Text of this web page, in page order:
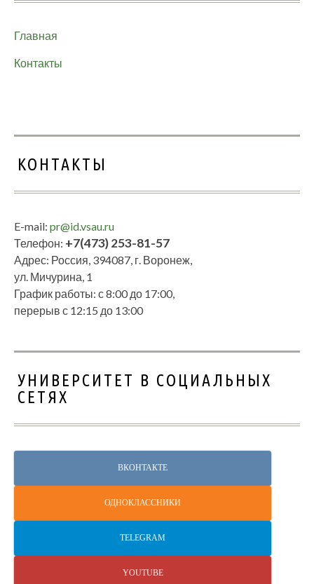
Главная
Контакты
КОНТАКТЫ
E-mail: pr@id.vsau.ru
Телефон: +7(473) 253-81-57
Адрес: Россия, 394087, г. Воронеж,
ул. Мичурина, 1
График работы: с 8:00 до 17:00,
перерыв с 12:15 до 13:00
УНИВЕРСИТЕТ В СОЦИАЛЬНЫХ
СЕТЯХ
ВКОНТАКТЕ
ОДНОКЛАССНИКИ
TELEGRAM
YOUTUBE